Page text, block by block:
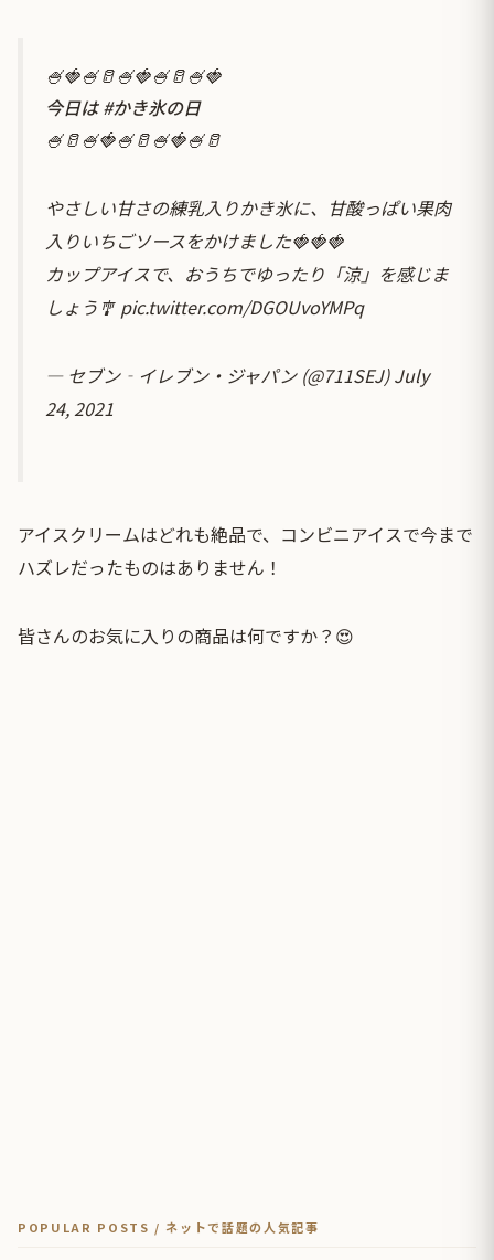
🍧🍓🍧🥛🍧🍓🍧🥛🍧🍓
今日は#かき氷の日
🍧🥛🍧🍓🍧🥛🍧🍓🍧🥛
やさしい甘さの練乳入りかき氷に、甘酸っぱい果肉
入りいちごソースをかけました🍓🍓🍓
カップアイスで、おうちでゆったり「涼」を感じま
しょう🎐 pic.twitter.com/DGOUvoYMPq
— セブン‐イレブン・ジャパン (@711SEJ)July
24, 2021
アイスクリームはどれも絶品で、コンビニアイスで今まで
ハズレだったものはありません！
皆さんのお気に入りの商品は何ですか？😍
POPULAR POSTS / ネットで話題の人気記事